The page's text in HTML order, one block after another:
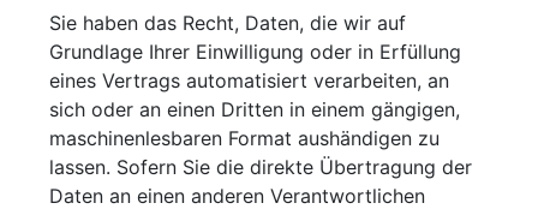
Sie haben das Recht, Daten, die wir auf
Grundlage Ihrer Einwilligung oder in Erfüllung
eines Vertrags automatisiert verarbeiten, an
sich oder an einen Dritten in einem gängigen,
maschinenlesbaren Format aushändigen zu
lassen. Sofern Sie die direkte Übertragung der
Daten an einen anderen Verantwortlichen